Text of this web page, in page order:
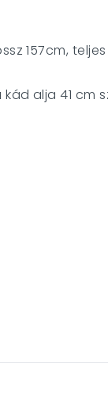
157cm,
alja 41 cm